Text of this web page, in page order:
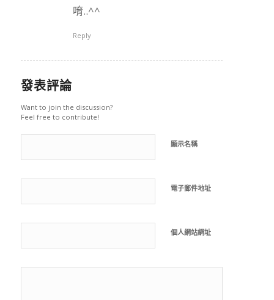
唷..^^
Reply
發表評論
Want to join the discussion?
Feel free to contribute!
顯示名稱
電子郵件地址
個人網站網址